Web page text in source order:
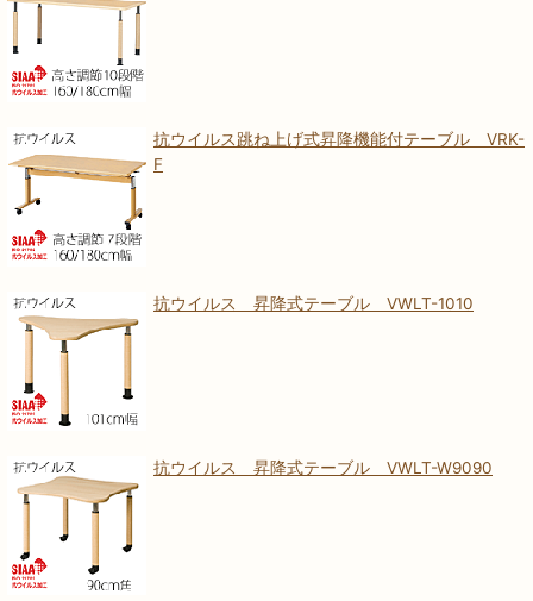
抗ウイルス跳ね上げ式昇降機能付テーブル VRK-
F
抗ウイルス 昇降式テーブル VWLT-1010
抗ウイルス 昇降式テーブル VWLT-W9090